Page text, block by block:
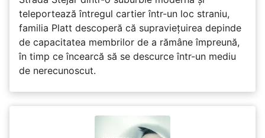
teleportează întregul cartier într-un loc straniu,
familia Platt descoperă că supraviețuirea depinde
de capacitatea membrilor de a rămâne împreună,
în timp ce încearcă să se descurce într-un mediu
de nerecunoscut.